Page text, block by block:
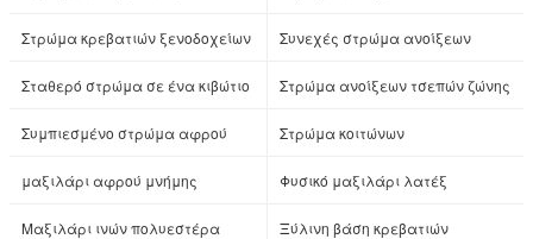
Στρώμα κρεβατιών ξενοδοχείων Συνεχές στρώμα ανοίξεων
Σταθερό στρώμα σε ένα κιβώτιο Στρώμα ανοίξεων τσεπών ζώνης
Συμπιεσμένο στρώμα αφρού Στρώμα κοιτώνων
μαξιλάρι αφρού μνήμης Φυσικό μαξιλάρι λατέξ
Μαξιλάρι ινών πολυεστέρα
Ξύλινη βάση κρεβατιών